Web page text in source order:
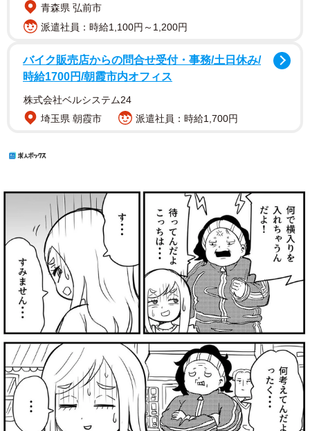
青森県 弘前市
派遣社員：時給1,100円～1,200円
バイク販売店からの問合せ受付・事務/土日休み/
時給1700円/朝霞市内オフィス
株式会社ベルシステム24
埼玉県 朝霞市
派遣社員：時給1,700円